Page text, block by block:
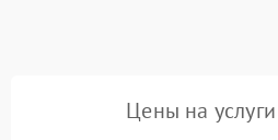
Цены на